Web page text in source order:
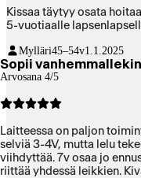
Kissaa täytyy osata
5-vuotiaalle
Mylläri45–54v1.1.2025
Sopii vanhemmallekin
Arvosana 4/5
Laitteessa on paljon
selviä 3-4V, mutta lelu
viihdyttää. 7v osaa jo
riittää yhdessä leikkien.